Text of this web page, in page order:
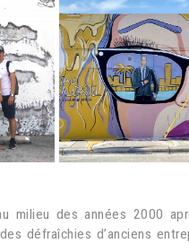
milieu des années 2000
défraîchies d’anciens